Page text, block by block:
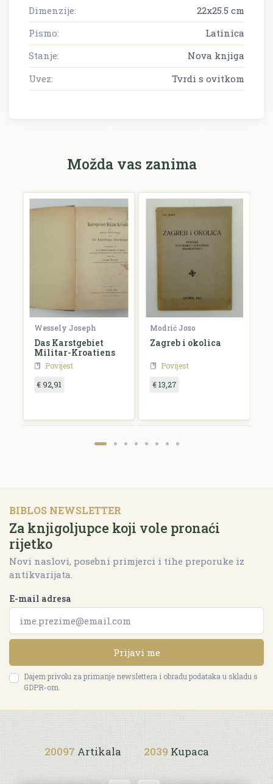
Dimenzije:
22x25.5 cm
Pismo:
Latinica
Stanje:
Nova knjiga
Uvez:
Tvrdi s ovitkom
Možda vas zanima
Wessely Joseph
Das Karstgebiet
Militar-Kroatiens
Povijest
€ 92,91
Modrić Joso
Zagreb i okolica
Povijest
€ 13,27
BIBLOS NEWSLETTER
Za knjigoljupce koji vole pronaći
rijetko
Novi naslovi, posebni primjerci i tihe preporuke iz
antikvarijata.
E-mail adresa
Prijavi me
Dajem privolu za primanje newslettera i obradu podataka u skladu s
GDPR-om.
20097 Artikala 2039 Kupaca